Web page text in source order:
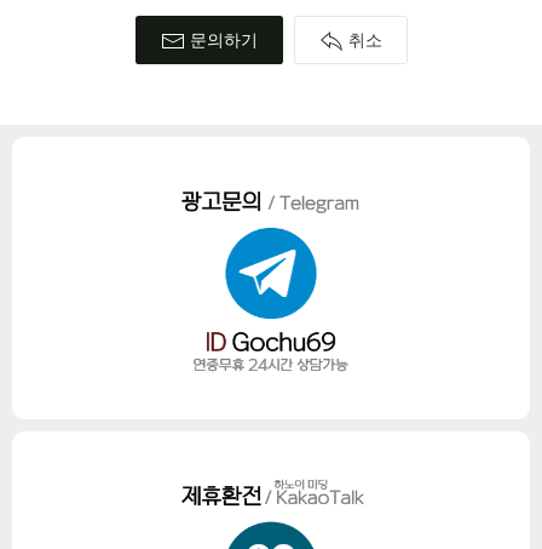
문의하기 취소